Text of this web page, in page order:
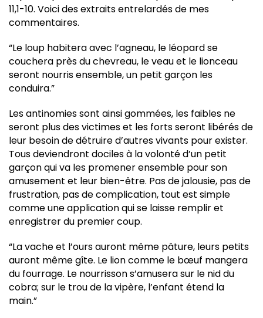
11,1-10. Voici des extraits entrelardés de mes
commentaires.
“Le loup habitera avec l’agneau, le léopard se
couchera près du chevreau, le veau et le lionceau
seront nourris ensemble, un petit garçon les
conduira.”
Les antinomies sont ainsi gommées, les faibles ne
seront plus des victimes et les forts seront libérés de
leur besoin de détruire d’autres vivants pour exister.
Tous deviendront dociles à la volonté d’un petit
garçon qui va les promener ensemble pour son
amusement et leur bien-être. Pas de jalousie, pas de
frustration, pas de complication, tout est simple
comme une application qui se laisse remplir et
enregistrer du premier coup.
“La vache et l’ours auront même pâture, leurs petits
auront même gîte. Le lion comme le bœuf mangera
du fourrage. Le nourrisson s’amusera sur le nid du
cobra; sur le trou de la vipère, l’enfant étend la
main.”